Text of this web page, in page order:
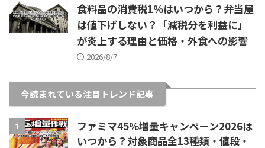
食料品の消費税1％はいつから？弁当屋
は値下げしない？「減税分を利益に」
が炎上する理由と価格・外食への影響
2026/8/7
今読まれている注目トレンド記事
1
ファミマ45％増量キャンペーン2026は
いつから？対象商品全13種類・値段・